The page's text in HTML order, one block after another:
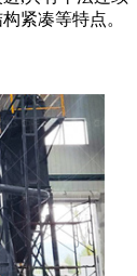
紧凑等特点。